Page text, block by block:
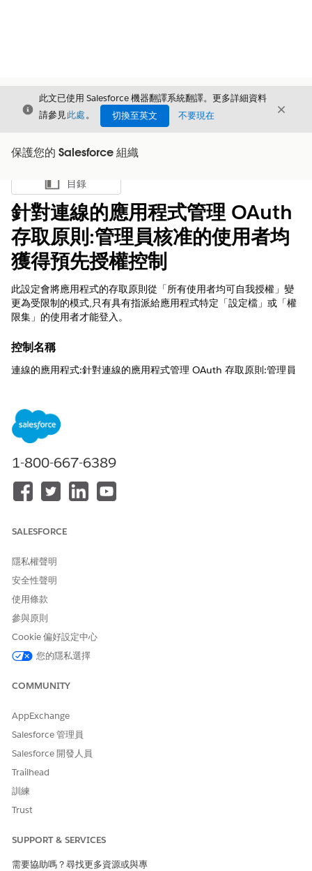
結束
此文已使用 Salesforce 機器翻譯系統翻譯。更多詳細資料
請參見此處。 切換至英文 不要現在 結束
保護您的 Salesforce 組織
顯示目錄
目錄
針對連線的應用程式管理 OAuth
存取原則:管理員核准的使用者均
獲得預先授權控制
此設定會將應用程式的存取原則從「所有使用者均可自我授權」變
更為受限制的模式,只有具有指派給應用程式特定「設定檔」或「權
限集」的使用者才能登入。
控制名稱
連線的應用程式:針對連線的應用程式管理 OAuth 存取原則:管理員
建議組態
允許的使用者 - 選取「管理員批准的使用者均獲得預先授權」。
控制概觀
此設定會將應用程式的存取原則從「所有使用者均可自我授權」變
更為受限制的模式,只有具有指派給應用程式特定「設定檔」或「權
對其資料和 CRM 環境的存取權,而無須對應用程式安全性的任何管
理監督或檢查。
威脅情況
員工不小心授權要求廣泛 OAuth 範圍的應用程式或惡意網路釣魚網
嚴重 (9.0–10.0)。
風險影響考量事項
允許自我授權商機進行「應用程式擴展」和資料片段,讓安全性小組
無法追蹤哪些外部廠商擁有對組織資料的已啟用「後端」存取權。
風險愈高時機
使用者擁有廣泛的物件權限或「匯出報告」功能,因為他們可能不小
1-800-667-6389
SALESFORCE
隱私權聲明
安全性聲明
使用條款
參與原則
Cookie 偏好設定中心
您的隱私選擇
COMMUNITY
AppExchange
Salesforce 管理員
Salesforce 開發人員
Trailhead
訓練
Trust
SUPPORT & SERVICES
需要協助嗎？尋找更多資源或與專